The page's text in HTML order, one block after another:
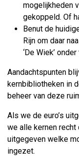
mogelijkheden
gekoppeld. Of
Benut de
Rijn om daar
‘De Wiek’
Aandachtspunten
kernbibliotheken in
beheer van deze
Als we de euro’s
we alle kernen
uitgegeven welke
ingezet.